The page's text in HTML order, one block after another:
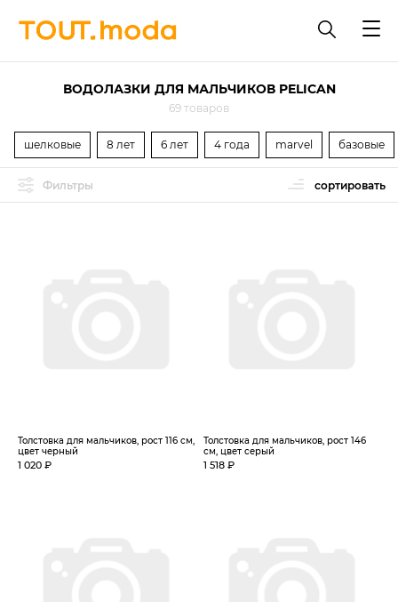
ВОДОЛАЗКИ ДЛЯ МАЛЬЧИКОВ PELICAN
69 товаров
шелковые 8 лет 6 лет 4 года marvel базовые
Фильтры сортировать
Толстовка для мальчиков, рост 116 см,
цвет черный
1 020 ₽
Толстовка для мальчиков, рост 146
см, цвет серый
1 518 ₽